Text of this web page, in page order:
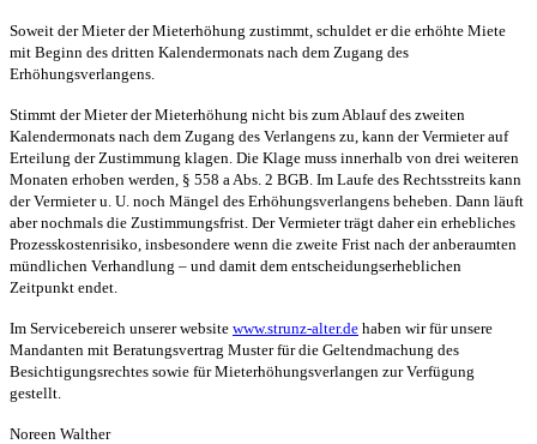
Soweit der Mieter der Mieterhöhung zustimmt, schuldet er die erhöhte Miete
mit Beginn des dritten Kalendermonats nach dem Zugang des
Erhöhungsverlangens.
Stimmt der Mieter der Mieterhöhung nicht bis zum Ablauf des zweiten
Kalendermonats nach dem Zugang des Verlangens zu, kann der Vermieter auf
Erteilung der Zustimmung klagen. Die Klage muss innerhalb von drei weiteren
Monaten erhoben werden, § 558 a Abs. 2 BGB. Im Laufe des Rechtsstreits kann
der Vermieter u. U. noch Mängel des Erhöhungsverlangens beheben. Dann läuft
aber nochmals die Zustimmungsfrist. Der Vermieter trägt daher ein erhebliches
Prozesskostenrisiko, insbesondere wenn die zweite Frist nach der anberaumten
mündlichen Verhandlung – und damit dem entscheidungserheblichen
Zeitpunkt endet.
Im Servicebereich unserer website www.strunz-alter.de haben wir für unsere
Mandanten mit Beratungsvertrag Muster für die Geltendmachung des
Besichtigungsrechtes sowie für Mieterhöhungsverlangen zur Verfügung
gestellt.
Noreen Walther